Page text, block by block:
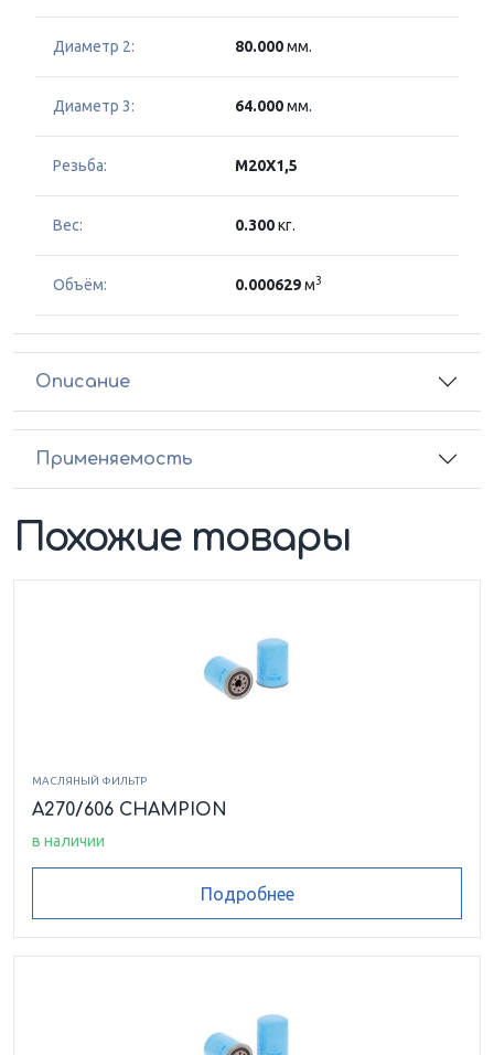
Диаметр 2: 80.000мм.
Диаметр 3: 64.000мм.
Резьба: M20X1,5
Вес: 0.300кг.
Объём: 0.000629м3
Описание
Применяемость
Похожие товары
МАСЛЯНЫЙ ФИЛЬТР
A270/606 CHAMPION
в наличии
Подробнее